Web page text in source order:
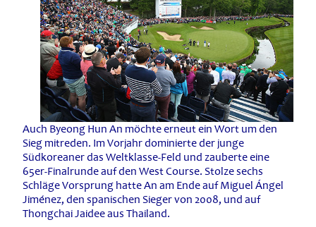
Auch Byeong Hun An möchte erneut ein Wort um den
Sieg mitreden. Im Vorjahr dominierte der junge
Südkoreaner das Weltklasse-Feld und zauberte eine
65er-Finalrunde auf den West Course. Stolze sechs
Schläge Vorsprung hatte An am Ende auf Miguel Ángel
Jiménez, den spanischen Sieger von 2008, und auf
Thongchai Jaidee aus Thailand.